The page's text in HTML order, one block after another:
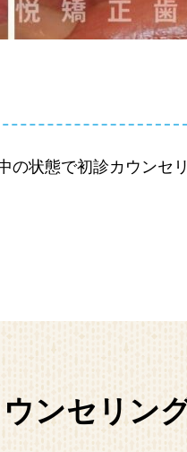
状態で初診カウンセ
ウンセリン